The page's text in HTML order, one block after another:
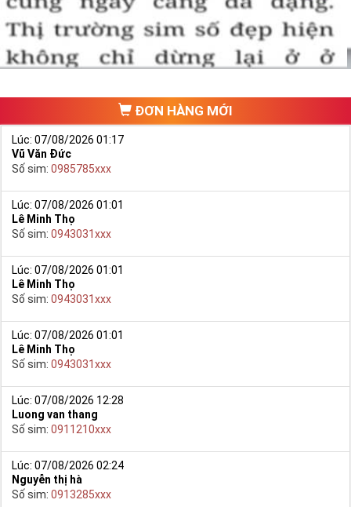
hảo. Vậy phải làm sao?
- Cách nhanh nhất để chọn mua được Sim Tứ Quý 2 là bạn vào
trang chủ của Sim Tiền Giang, chọn mục “
Sim giảm giá
“ ở ngay đầu
trang chủ. Đây là danh sách sim được đại lý giảm giá vì một số lý
Ngoài ra quý khách chưa ưng ý về Sim Tứ Quý 2 có cũng thể tham
khảo thêm Sim Vinaphone,Sim Gmobile, Sim Tứ Quý Giữa
Hướng dẫn mua Sim Tứ Quý 2 tại Simtiengiang.vn
- Bạn cũng có thể mua sim bằng cách như sau:
+ Bước 1: Bạn truy cập vào truy cập vào Google gõ Simtiengiang.vn
bấm vào link
+ Bước 2: Bạn chọn “Sim Tứ Quý” ở danh mục “Sim theo loại” ngay
bên góc trái màn hình. Sau đó chọn sim tứ quý 2.
+ Bước 3: Khi các số Sim Tứ Quý 2 xuất hiện, bạn có thể chọn
mạng, đầu số, phân loại,… để lọc ra những yêu cầu của bạn, giúp
ĐƠN HÀNG MỚI
Lúc: 07/08/2026 01:17
Vũ Văn Đức
Số sim: 0985785xxx
Lúc: 07/08/2026 01:01
Lê Minh Thọ
Số sim: 0943031xxx
Lúc: 07/08/2026 01:01
Lê Minh Thọ
Số sim: 0943031xxx
Lúc: 07/08/2026 01:01
Lê Minh Thọ
Số sim: 0943031xxx
Lúc: 07/08/2026 12:28
Luong van thang
Số sim: 0911210xxx
Lúc: 07/08/2026 02:24
Nguyễn thị hà
Số sim: 0913285xxx